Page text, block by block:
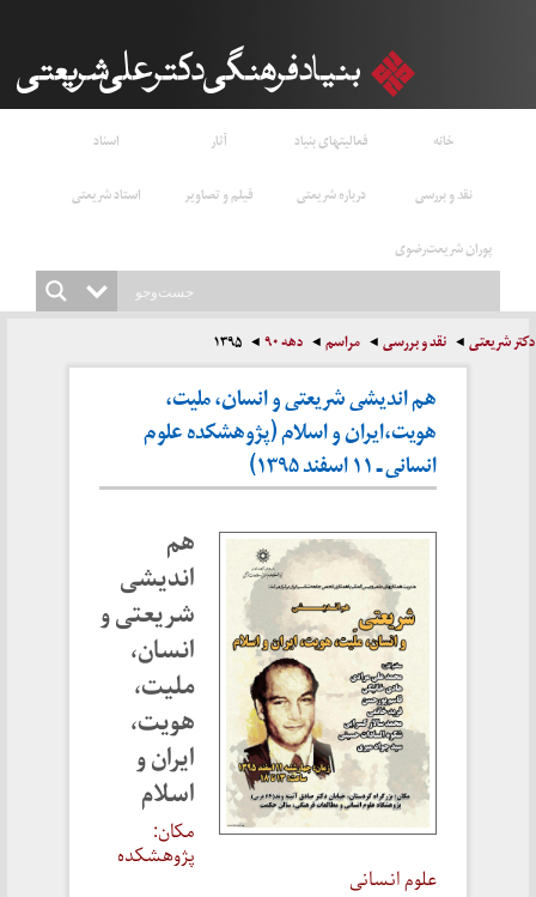
خانه فعالیتهای بنیاد آثار
اسناد
نقد و بررسی
درباره شریعتی فیلم و تصاویر
استاد شریعتی
پوران شریعت‌رضوی
دکتر شریعتی نقد و بررسی مراسم دهه ۹۰ ۱۳۹۵
هم اندیشی شریعتی و انسان، ملیت،
هویت،ایران و اسلام (پژوهشکده علوم
انسانی ـ ۱۱ اسفند ۱۳۹۵)
هم
اندیشی
شریعتی و
انسان،
ملیت،
هویت،
ایران و
اسلام
مکان:
پژوهشکده
علوم انسانی